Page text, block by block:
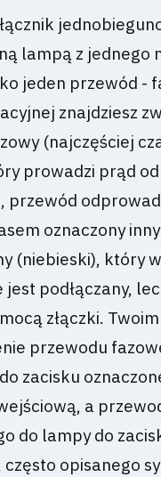
lampą z jednego
jeden przewód -
znajdziesz
(najczęściej
prowadzi prąd od
przewód
oznaczony
(niebieski), który
jest podłączany,
złączki.
przewodu
zacisku
a
do lampy do
opisanego